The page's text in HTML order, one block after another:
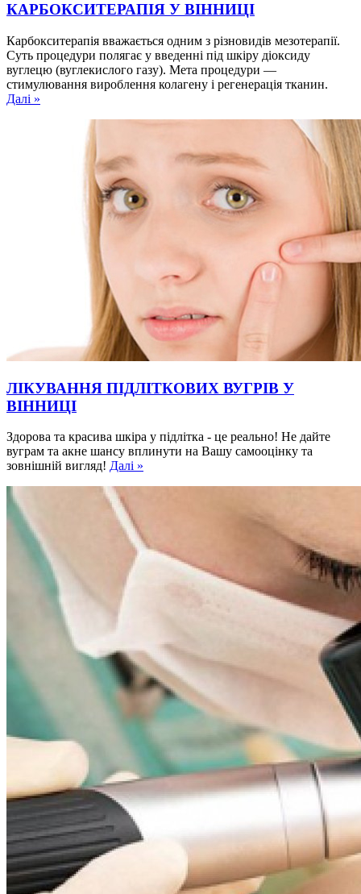
КАРБОКСИТЕРАПІЯ У ВІННИЦІ
Карбокситерапія вважається одним з різновидів мезотерапії.
Суть процедури полягає у введенні під шкіру діоксиду
вуглецю (вуглекислого газу). Мета процедури —
стимулювання вироблення колагену і регенерація тканин.
Далі »
ЛІКУВАННЯ ПІДЛІТКОВИХ ВУГРІВ У
ВІННИЦІ
Здорова та красива шкіра у підлітка - це реально! Не дайте
вуграм та акне шансу вплинути на Вашу самооцінку та
зовнішній вигляд! Далі »